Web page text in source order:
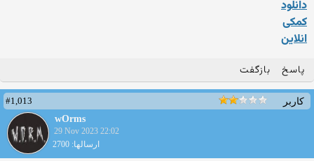
دانلود
کمکی
انلاین
پاسخ بازگفت
کاربر
#1,013
wOrms
29 Nov 2023 22:02
ارسالها: 2700